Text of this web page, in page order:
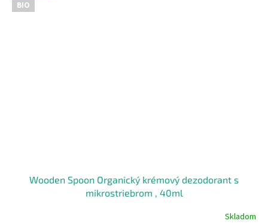
BIO
Wooden Spoon Organický krémový dezodorant s
mikrostriebrom , 40ml
Skladom